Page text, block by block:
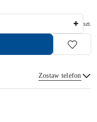
szt.
Zostaw telefon